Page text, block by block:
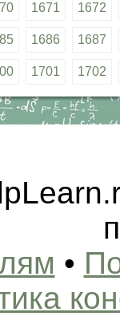
1671 1672
1686 1687
1701 1702
•